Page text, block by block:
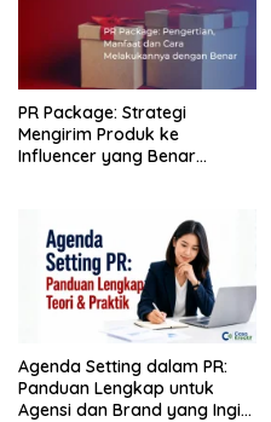
PR Package: Strategi
Mengirim Produk ke
Influencer yang Benar
Agenda Setting dalam PR:
Panduan Lengkap untuk
Agensi dan Brand yang Ingin